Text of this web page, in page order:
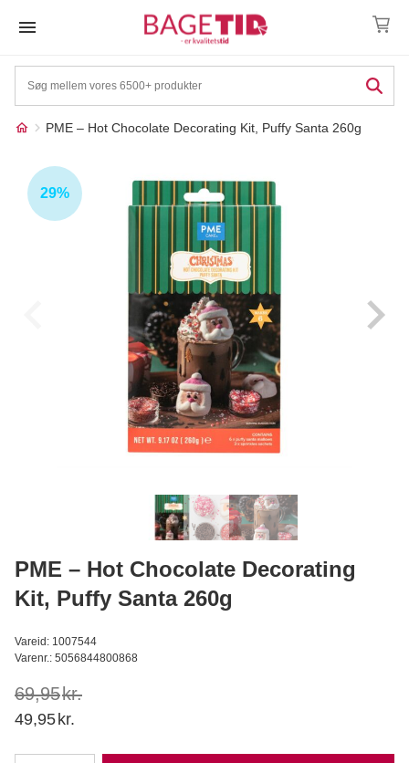
PME – Hot Chocolate Decorating Kit, Puffy Santa 260g
Måske kunne nogle af
disse produkter have din
interesse?
PME - Marshmallow, Blomster 12 stk 180g
Læg i kurv
29%
PME – Hot Chocolate Decorating
Kit, Puffy Santa 260g
Vareid: 1007544
Varenr.: 5056844800868
69,95kr.
Original
49,95 kr.